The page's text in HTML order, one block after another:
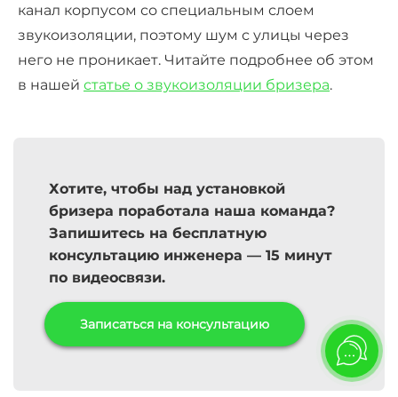
канал корпусом со специальным слоем
звукоизоляции, поэтому шум с улицы через
него не проникает. Читайте подробнее об этом
в нашей статье о звукоизоляции бризера.
Хотите, чтобы над установкой
бризера поработала наша команда?
Запишитесь на бесплатную
консультацию инженера — 15 минут
по видеосвязи.
Записаться на консультацию